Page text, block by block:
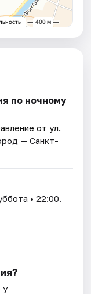
по ночному
от ул.
— Санкт-
• 22:00.
у